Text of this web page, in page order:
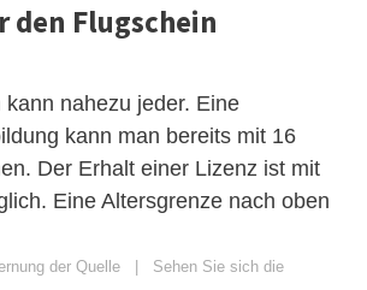
den Flugschein
kann nahezu jeder. Eine
kann man bereits mit 16
Der Erhalt einer Lizenz ist mit
Eine Altersgrenze nach oben
der Quelle | Sehen Sie sich die